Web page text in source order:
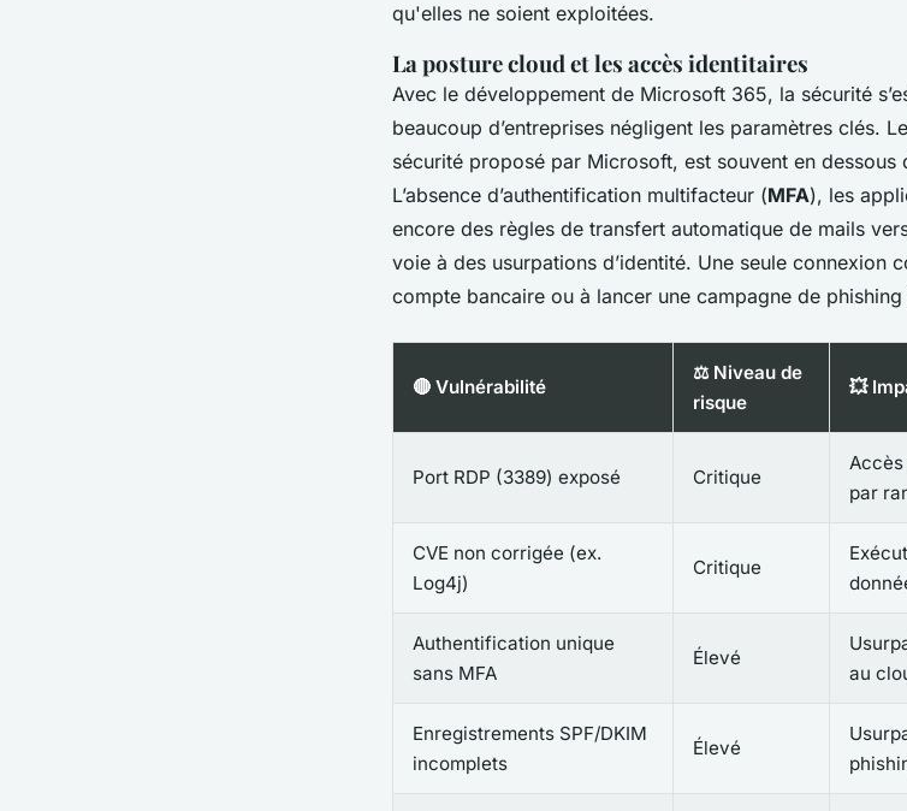
qu'elles ne soient exploitées.
La posture cloud et les accès identitaires
Avec le développement de Microsoft 365, la sécurité
beaucoup d’entreprises négligent les paramètres clés. Le
sécurité proposé par Microsoft, est souvent en dessous
L’absence d’authentification multifacteur (MFA), les
encore des règles de transfert automatique de mails
voie à des usurpations d’identité. Une seule connexion
compte bancaire ou à lancer une campagne de phishing
🔴 Vulnérabilité
⚖️ Niveau de
risque
💥
Port RDP (3389) exposé Critique
par
CVE non corrigée (ex.
Log4j)
Critique
Authentification unique
sans MFA
Élevé
au
Enregistrements SPF/DKIM
incomplets
Élevé